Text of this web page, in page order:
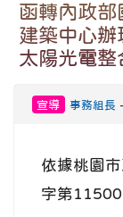
函轉內政部
建築中心
太陽光電整
宣導 事務組長 -
依據桃園
字第